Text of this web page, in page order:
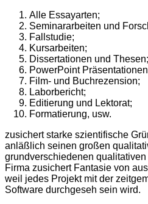
Alle Essayarten;
Seminararbeiten und
Fallstudie;
Kursarbeiten;
Dissertationen und Thesen;
PowerPoint
Film- und Buchrezension;
Laborbericht;
Editierung und Lektorat;
Formatierung, usw.
zusichert starke szientifische
anläßlich seinen großen
grundverschiedenen
Firma zusichert Fantasie von
weil jedes Projekt mit der
Software durchgeseh sein wird.